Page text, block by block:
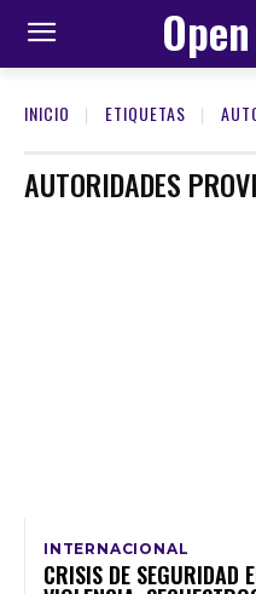
INICIO ETIQUETAS
AUTORIDADES
INTERNACIONAL
CRISIS DE SEGURIDAD